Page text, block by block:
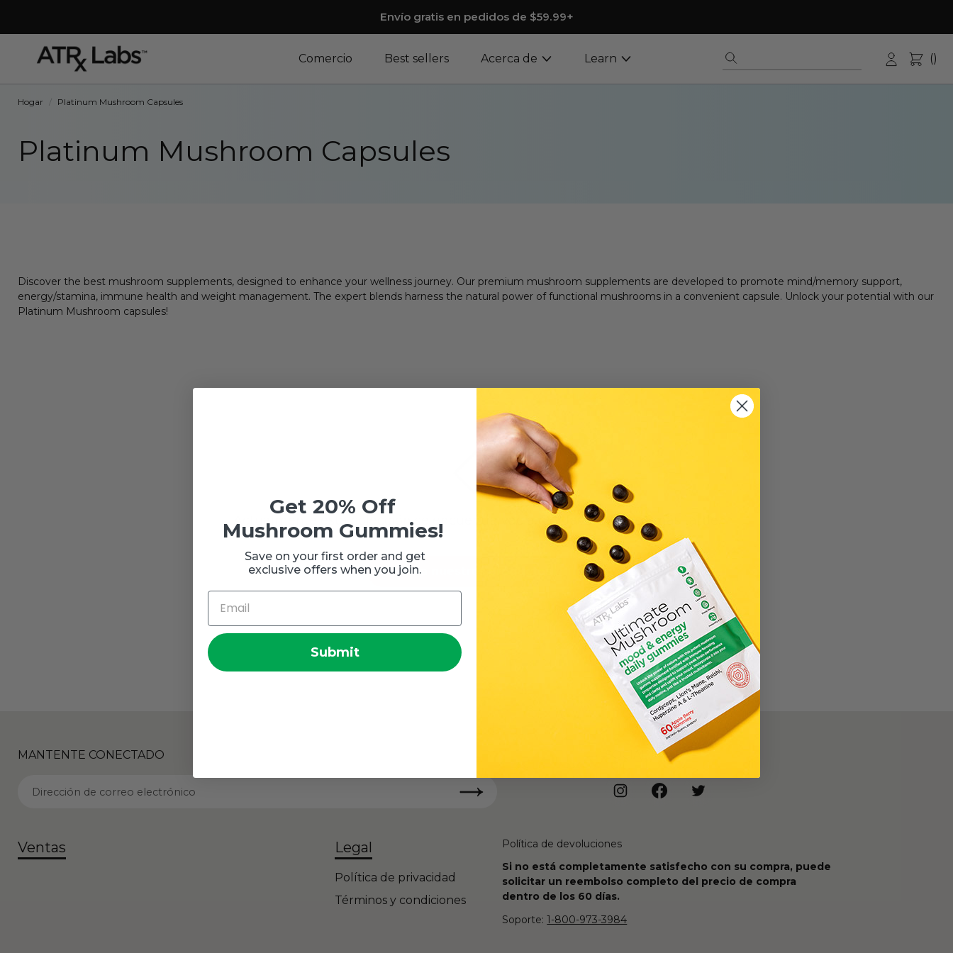
Envío gratis en pedidos de $59.99+
Comercio Best sellers Acerca de
Learn
Bolsa
()
Hogar / Platinum Mushroom Capsules
Platinum Mushroom Capsules
Discover the best mushroom supplements, designed to enhance your wellness journey. Our premium mushroom supplements are developed to promote mind/memory support,
energy/stamina, immune health and weight management. The expert blends harness the natural power of functional mushrooms in a convenient capsule. Unlock your potential with our
Platinum Mushroom capsules!
Actualmente esta colección se encuentra vacía. Por favor regresa más tarde.
Mira nuestros productos
MANTENTE CONECTADO
Dirección de correo electrónico
Ventas Legal
Política de privacidad
Términos y condiciones
Política de devoluciones
Si no está completamente satisfecho con su compra, puede
solicitar un reembolso completo del precio de compra
dentro de los 60 días.
Soporte:1-800-973-3984
Get 20% Off
Mushroom Gummies!
Save on your first order and get
exclusive offers when you join.
Submit